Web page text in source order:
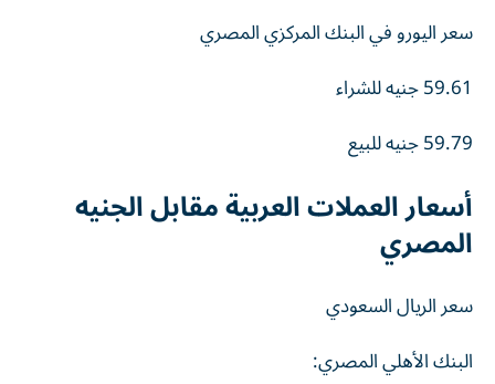
سعر اليورو في البنك المركزي المصري
59.61 جنيه للشراء
59.79 جنيه للبيع
أسعار العملات العربية مقابل الجنيه
المصري
سعر الريال السعودي
البنك الأهلي المصري: